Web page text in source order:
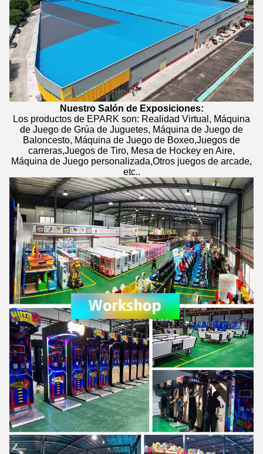
Nuestro Salón de Exposiciones:
Los productos de EPARK son: Realidad Virtual, Máquina
de Juego de Grúa de Juguetes, Máquina de Juego de
Baloncesto, Máquina de Juego de Boxeo,Juegos de
carreras,Juegos de Tiro, Mesa de Hockey en Aire,
Máquina de Juego personalizada,Otros juegos de arcade,
etc..